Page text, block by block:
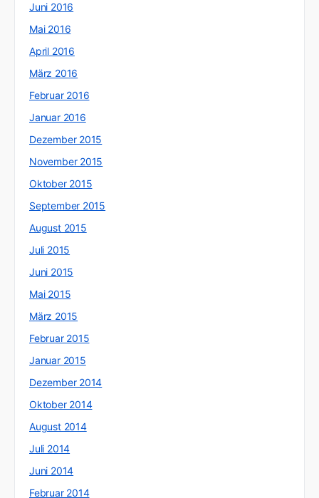
Juni 2016
Mai 2016
April 2016
März 2016
Februar 2016
Januar 2016
Dezember 2015
November 2015
Oktober 2015
September 2015
August 2015
Juli 2015
Juni 2015
Mai 2015
März 2015
Februar 2015
Januar 2015
Dezember 2014
Oktober 2014
August 2014
Juli 2014
Juni 2014
Februar 2014